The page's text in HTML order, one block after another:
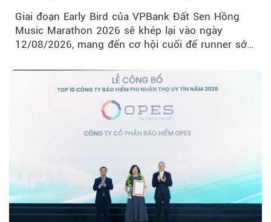
Giai đoạn Early Bird của VPBank Đất Sen Hồng
Music Marathon 2026 sẽ khép lại vào ngày
12/08/2026, mang đến cơ hội cuối để runner sở